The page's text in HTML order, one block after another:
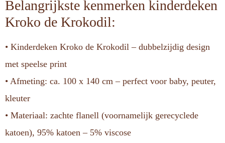
Belangrijkste kenmerken kinderdeken
Kroko de Krokodil:
• Kinderdeken Kroko de Krokodil – dubbelzijdig design
met speelse print
• Afmeting: ca. 100 x 140 cm – perfect voor baby, peuter,
kleuter
• Materiaal: zachte flanell (voornamelijk gerecyclede
katoen), 95% katoen – 5% viscose